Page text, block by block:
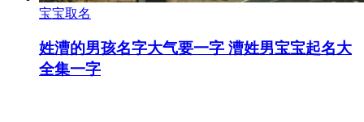
宝宝取名
姓漕的男孩名字大气要一字 漕姓男宝宝起名大
全集一字